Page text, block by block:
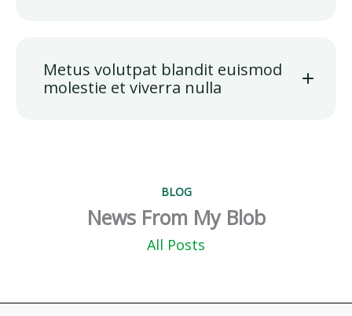
Metus volutpat blandit euismod
molestie et viverra nulla
BLOG
News From My Blob
All Posts